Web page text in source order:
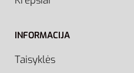
INFORMACIJA
Taisyklės